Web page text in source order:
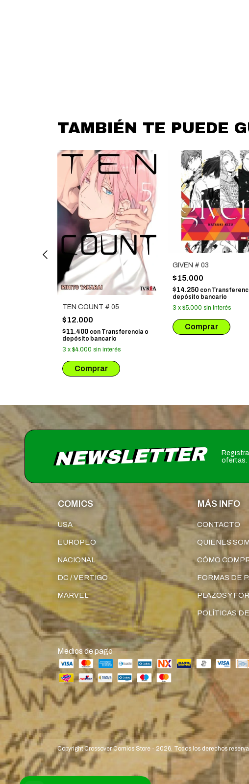
TAMBIÉN TE PUEDE
TEN COUNT # 05
$12.000
$11.400 con Transferencia o
depósito bancario
3 x $4.000 sin interés
GIVEN # 03
$15.000
$14.250 con
depósito bancario
3 x $5.000 sin interés
NEWSLETTER
ofertas.
COMICS
USA
EUROPEO
NACIONAL
DC / VERTIGO
MARVEL
MÁS INFO
CONTACTO
QUIENES
CÓMO
FORMAS DE
PLAZOS Y
POLÍTICAS
Medios de pago
Copyright Crossover Comics Store - 2026. Todos los derechos